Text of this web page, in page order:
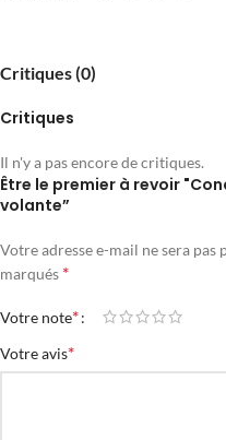
Critiques (0)
Critiques
Il n'y a pas encore de critiques.
Être le premier à revoir
volante”
Votre adresse e-mail ne sera pas
marqués *
Votre note*
Votre avis*